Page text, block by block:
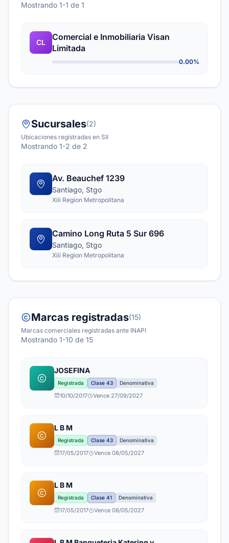
Mostrando 1-1 de 1
CL
Comercial e Inmobiliaria Visan
Limitada
0.00%
Sucursales(2)
Ubicaciones registradas en SII
Mostrando 1-2 de 2
Av. Beauchef 1239
Santiago, Stgo
Xiii Region Metropolitana
Camino Long Ruta 5 Sur 696
Santiago, Stgo
Xiii Region Metropolitana
Marcas registradas(15)
Marcas comerciales registradas ante INAPI
Mostrando 1-10 de 15
JOSEFINA
Registrada Clase 43 Denominativa
10/10/2017 Vence 27/09/2027
L B M
Registrada Clase 43 Denominativa
17/05/2017 Vence 08/05/2027
L B M
Registrada Clase 41 Denominativa
17/05/2017 Vence 08/05/2027